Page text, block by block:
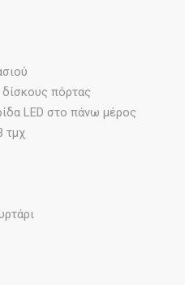
πόρτας
LED στο πάνω μέρος
τμχ